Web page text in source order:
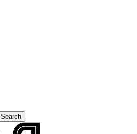
Search